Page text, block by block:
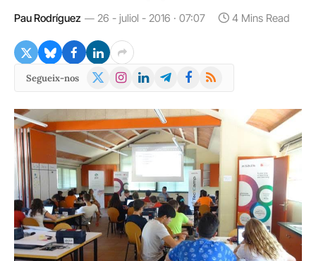
Pau Rodríguez 26 - juliol - 2016 · 07:07 4 Mins Read
Segueix-nos
X
Instagram
LinkedInTelegramFacebook
RSS